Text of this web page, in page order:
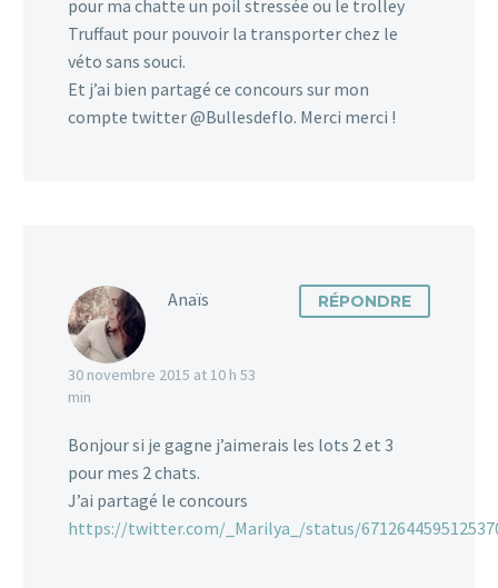
pour ma chatte un poil stressée ou le trolley
Truffaut pour pouvoir la transporter chez le
véto sans souci.
Et j’ai bien partagé ce concours sur mon
compte twitter @Bullesdeflo. Merci merci !
Anaïs
30 novembre 2015 at 10 h 53
min
RÉPONDRE
Bonjour si je gagne j’aimerais les lots 2 et 3
pour mes 2 chats.
J’ai partagé le concours
https://twitter.com/_Marilya_/status/